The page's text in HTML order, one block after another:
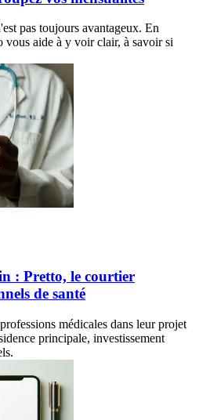
pas toujours avantageux. En
aide à y voir clair, à savoir si
: Pretto, le courtier
de santé
médicales dans leur projet
principale, investissement